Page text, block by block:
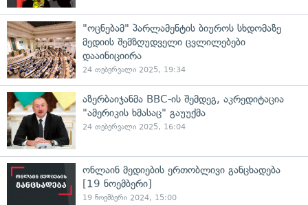
"ოცნებამ" პარლამენტის ბიუროს სხდომაზე
მედიის შემზღუდველი ცვლილებები
დააინიციირა
24 თებერვალი 2025, 19:34
აზერბაიჯანმა BBC-ის შემდეგ, აკრედიტაცია
"ამერიკის ხმასაც" გაუუქმა
24 თებერვალი 2025, 16:04
ონლაინ მედიების ერთობლივი განცხადება
[19 ნოემბერი]
19 ნოემბერი 2024, 15:00